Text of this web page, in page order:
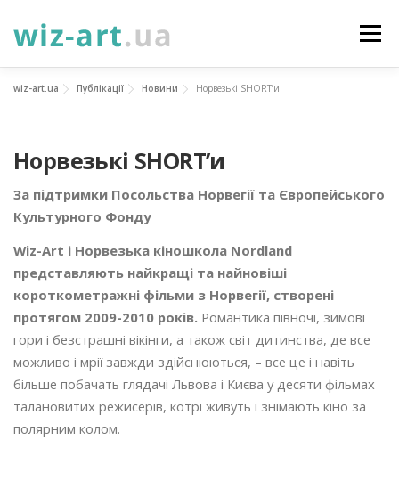
до
Меню
НОВИНИ ПРО НАС ПОСЛУГИ
ФОТОГАЛЕРЕЯ ПІДТРИМАТИ
wiz-art.ua Публікації Новини Норвезькі SHORT’и
Норвезькі SHORT’и
За підтримки Посольства Норвегії та Європейського
Культурного Фонду
Wiz-Art і Норвезька кіношкола Nordland
представляють найкращі та найновіші
короткометражні фільми з Норвегії, створені
протягом 2009-2010 років. Романтика півночі, зимові
гори і безстрашні вікінги, а також світ дитинства, де все
можливо і мрії завжди здійснюються, – все це і навіть
більше побачать глядачі Львова і Києва у десяти фільмах
талановитих режисерів, котрі живуть і знімають кіно за
полярним колом.